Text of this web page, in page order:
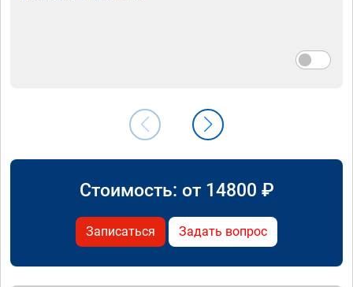
Стоимость: от 14800 ₽
Записаться Задать вопрос